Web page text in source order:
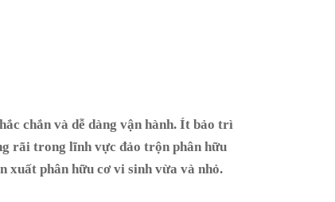
chắn và dễ dàng vận hành. Ít bảo trì
rãi trong lĩnh vực đảo trộn phân hữu
xuất phân hữu cơ vi sinh vừa và nhỏ.